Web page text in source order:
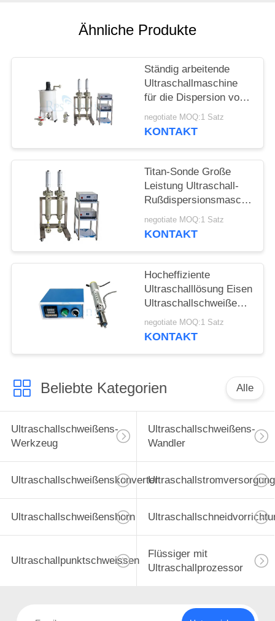
DATENSCHUTZRICHTLINIE
Ähnliche Produkte
Ständig arbeitende
Ultraschallmaschine
für die Dispersion von
Graphen
negotiate MOQ:1 Satz
KONTAKT
Titan-Sonde Große
Leistung Ultraschall-
Rußdispersionsmaschine
Ultraschall-
Homogenisatormaschine
negotiate MOQ:1 Satz
KONTAKT
Hocheffiziente
Ultraschalllösung Eisen
Ultraschallschweißen
von Glas für die
Bauindustrie
negotiate MOQ:1 Satz
KONTAKT
Beliebte Kategorien Alle
Ultraschallschweißens-
Werkzeug
Ultraschallschweißens-
Wandler
UltraschallschweißenskonverterUltraschallstromversorgung
Ultraschallschweißenshorn
Ultraschallpunktschweissen
Flüssiger mit
Ultraschallprozessor